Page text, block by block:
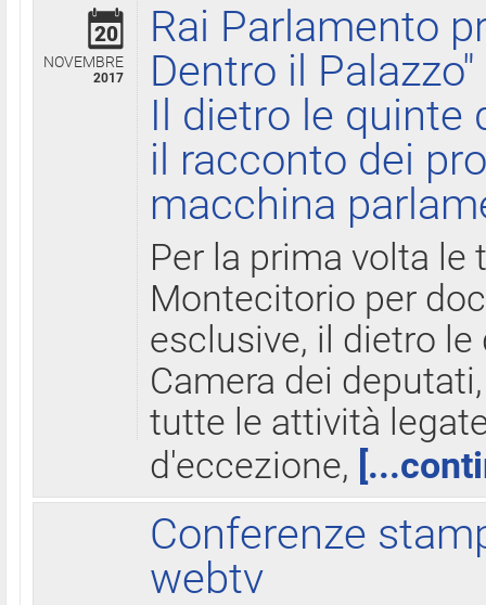
20
NOVEMBRE
2017
Rai Parlamento
Dentro il Palazzo"
Il dietro le quinte
il racconto dei
macchina
Per la prima volta le
Montecitorio per
esclusive, il dietro
Camera dei
tutte le attività
d'eccezione,
Conferenze
webtv